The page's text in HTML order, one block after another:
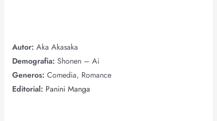
Autor: Aka Akasaka
Demografia: Shonen – Ai
Generos: Comedia, Romance
Editorial: Panini Manga